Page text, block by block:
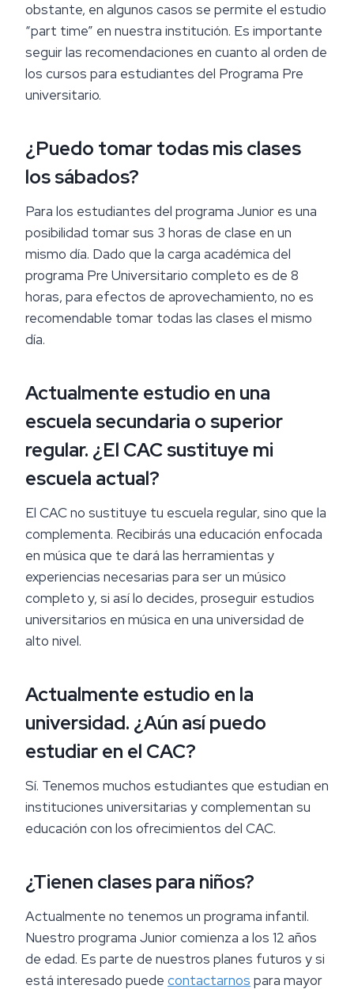
obstante, en algunos casos se permite el estudio
“part time” en nuestra institución. Es importante
seguir las recomendaciones en cuanto al orden de
los cursos para estudiantes del Programa Pre
universitario.
¿Puedo tomar todas mis clases
los sábados?
Para los estudiantes del programa Junior es una
posibilidad tomar sus 3 horas de clase en un
mismo día. Dado que la carga académica del
programa Pre Universitario completo es de 8
horas, para efectos de aprovechamiento, no es
recomendable tomar todas las clases el mismo
día.
Actualmente estudio en una
escuela secundaria o superior
regular. ¿El CAC sustituye mi
escuela actual?
El CAC no sustituye tu escuela regular, sino que la
complementa. Recibirás una educación enfocada
en música que te dará las herramientas y
experiencias necesarias para ser un músico
completo y, si así lo decides, proseguir estudios
universitarios en música en una universidad de
alto nivel.
Actualmente estudio en la
universidad. ¿Aún así puedo
estudiar en el CAC?
Sí. Tenemos muchos estudiantes que estudian en
instituciones universitarias y complementan su
educación con los ofrecimientos del CAC.
¿Tienen clases para niños?
Actualmente no tenemos un programa infantil.
Nuestro programa Junior comienza a los 12 años
de edad. Es parte de nuestros planes futuros y si
está interesado puede contactarnos para mayor